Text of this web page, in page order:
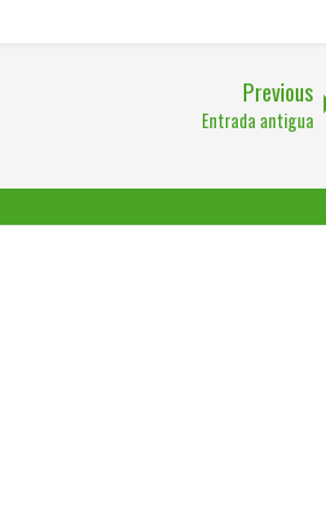
Previous
Entrada antigua